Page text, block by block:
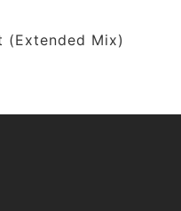
(Extended Mix)